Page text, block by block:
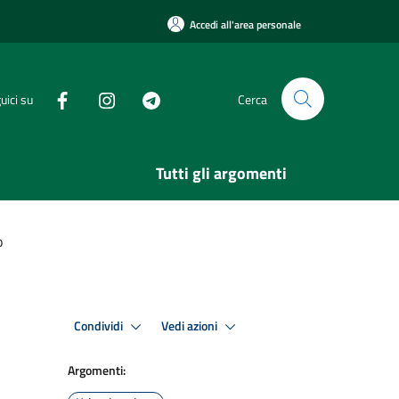
Accedi all'area personale
su Cerca
Tutti gli argomenti
Condividi Vedi azioni
Argomenti: